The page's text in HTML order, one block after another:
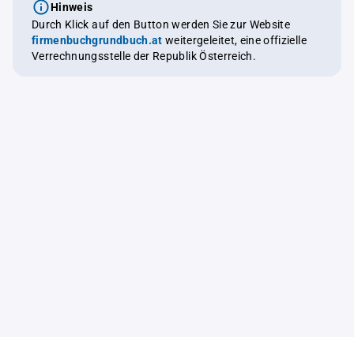
Hinweis
Durch Klick auf den Button werden Sie zur Website
firmenbuchgrundbuch.at weitergeleitet, eine offizielle
Verrechnungsstelle der Republik Österreich.